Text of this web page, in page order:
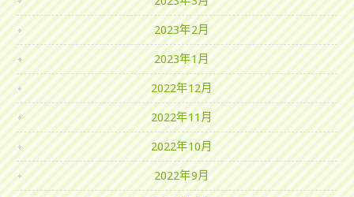
2023年2月
2023年1月
2022年12月
2022年11月
2022年10月
2022年9月